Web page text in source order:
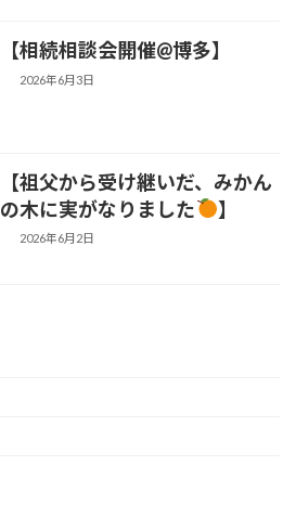
【相続相談会開催@博多】
2026年6月3日
【祖父から受け継いだ、みかん
の木に実がなりました
】
2026年6月2日